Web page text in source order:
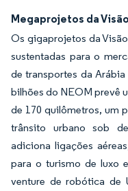
Megaprojetos da
Os gigaprojetos da
sustentadas para o
de transportes da
bilhões do NEOM prevê
de 170 quilômetros, um
trânsito urbano sob
adiciona ligações
para o turismo de luxo
venture de robótica de